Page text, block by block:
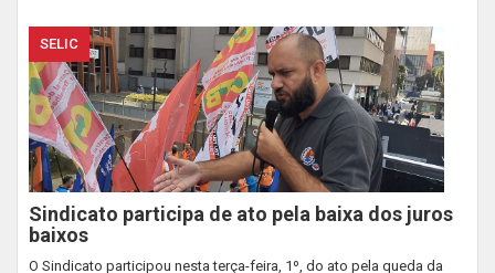
SELIC
Sindicato participa de ato pela baixa dos juros
baixos
O Sindicato participou nesta terça-feira, 1º, do ato pela queda da